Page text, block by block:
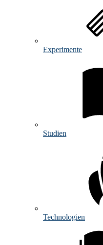
Experimente
Studien
Technologien